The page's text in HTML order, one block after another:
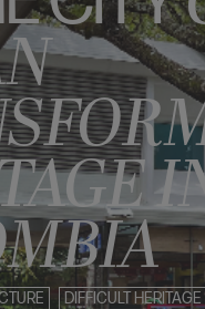
DIFFICULT HERITAGE